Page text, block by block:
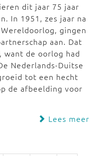
dit jaar 75 jaar
In 1951, zes jaar na
gingen
aan. Dat
want de oorlog had
Nederlands-Duitse
tot een hecht
de afbeelding voor
Lees meer